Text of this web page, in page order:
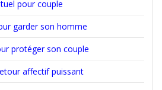
pour couple
garder son homme
protéger son couple
affectif puissant